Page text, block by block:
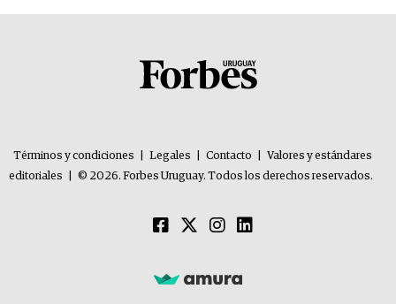
Términos y condiciones Legales Contacto
Valores y estándares
editoriales
© 2026. Forbes Uruguay. Todos los derechos reservados.